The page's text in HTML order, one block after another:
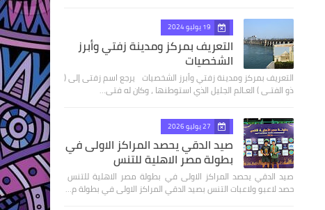
19 يوليو 2024
التعريف بمركز ومدينة زفتي وأبرز
الشخصيات
التعريف بمركز ومدينة زفتي وأبرز الشخصيات يرجع اسم زفتى إلى (
ذو الفتـى ) العـالم الجليل الذي استوطنها ، وكان له فتى…
27 يوليو 2026
صيد الدقي يحصد المراكز الاولى في
بطولة مصر الاهلية للتنس
صيد الدقي يحصد المراكز الاولى في بطولة مصر الاهلية للتنس
حصد لاعبو ولاعبات التنس بصيد الدقي المراكز الاولى في بطولة م…